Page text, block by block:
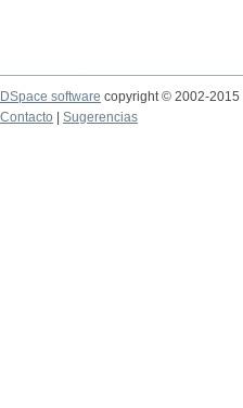
DSpace software copyright © 2002-2015
Contacto
Sugerencias